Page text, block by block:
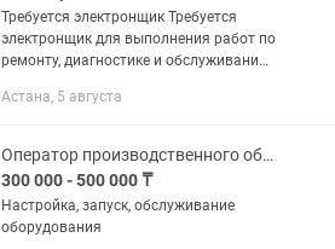
Требуется электронщик Требуется
электронщик для выполнения работ по
ремонту, диагностике и обслуживанию
приветствуется. Условия и оплата
Астана, 5 августа
Оператор производственного оборудования
300 000 - 500 000 ₸
Настройка, запуск, обслуживание
оборудования